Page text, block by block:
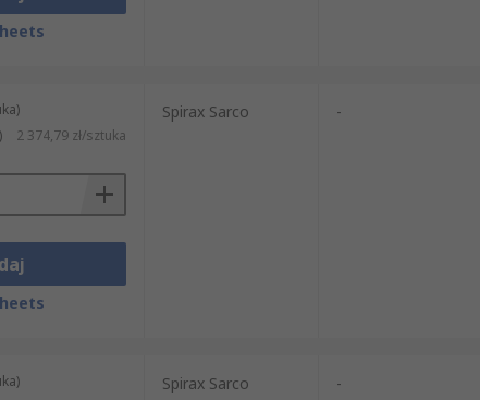
2 374,79 zł/sztuka
Spirax Sarco -
Spirax Sarco -